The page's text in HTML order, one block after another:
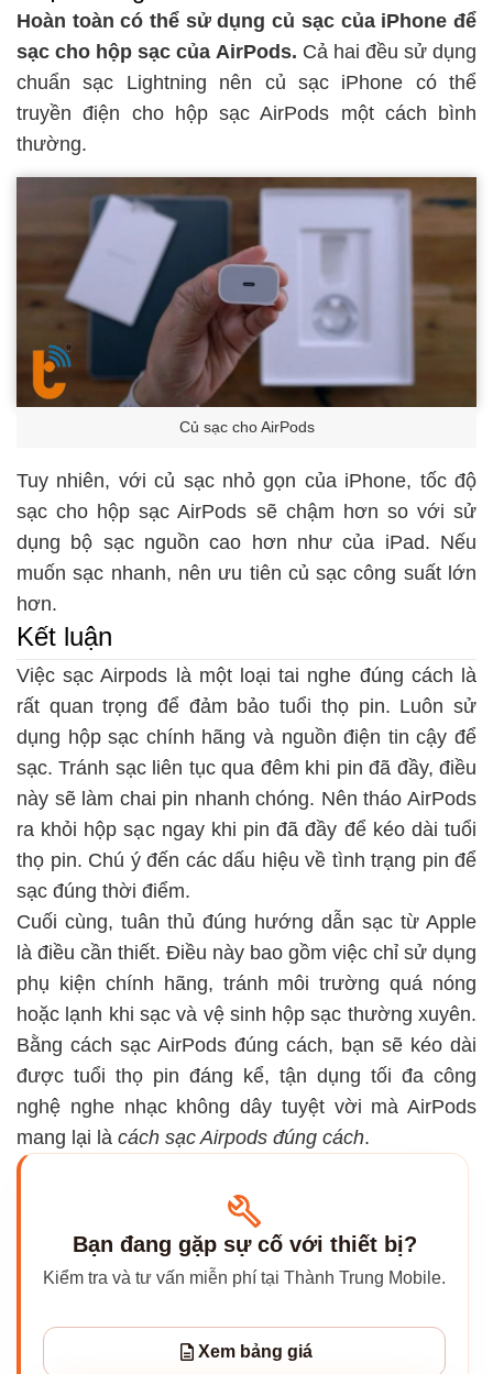
Hoàn toàn có thể sử dụng củ sạc của iPhone để
sạc cho hộp sạc của AirPods. Cả hai đều sử dụng
chuẩn sạc Lightning nên củ sạc iPhone có thể
truyền điện cho hộp sạc AirPods một cách bình
thường.
Củ sạc cho AirPods
Tuy nhiên, với củ sạc nhỏ gọn của iPhone, tốc độ
sạc cho hộp sạc AirPods sẽ chậm hơn so với sử
dụng bộ sạc nguồn cao hơn như của iPad. Nếu
muốn sạc nhanh, nên ưu tiên củ sạc công suất lớn
hơn.
Kết luận
Việc sạc Airpods là một loại tai nghe đúng cách là
rất quan trọng để đảm bảo tuổi thọ pin. Luôn sử
dụng hộp sạc chính hãng và nguồn điện tin cậy để
sạc. Tránh sạc liên tục qua đêm khi pin đã đầy, điều
này sẽ làm chai pin nhanh chóng. Nên tháo AirPods
ra khỏi hộp sạc ngay khi pin đã đầy để kéo dài tuổi
thọ pin. Chú ý đến các dấu hiệu về tình trạng pin để
sạc đúng thời điểm.
Cuối cùng, tuân thủ đúng hướng dẫn sạc từ Apple
là điều cần thiết. Điều này bao gồm việc chỉ sử dụng
phụ kiện chính hãng, tránh môi trường quá nóng
hoặc lạnh khi sạc và vệ sinh hộp sạc thường xuyên.
Bằng cách sạc AirPods đúng cách, bạn sẽ kéo dài
được tuổi thọ pin đáng kể, tận dụng tối đa công
nghệ nghe nhạc không dây tuyệt vời mà AirPods
mang lại là cách sạc Airpods đúng cách.
Bạn đang gặp sự cố với thiết bị?
Kiểm tra và tư vấn miễn phí tại Thành Trung Mobile.
Xem bảng giá